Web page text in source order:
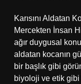
Karısını Aldatan
Mercekten İnsan
ağır duygusal
aldatan kocanın
bir başlık gibi
biyoloji ve etik